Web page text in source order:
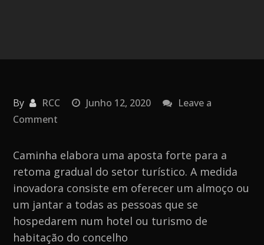
By RCC Junho 12, 2020
Leave a
Comment
oferece
um
almoço
ou
um
jantar
Caminha elabora uma aposta forte para a
retoma gradual do setor turístico. A medida
inovadora consiste em oferecer um almoço ou
um jantar a todas as pessoas que se
hospedarem num hotel ou turismo de
habitação do concelho